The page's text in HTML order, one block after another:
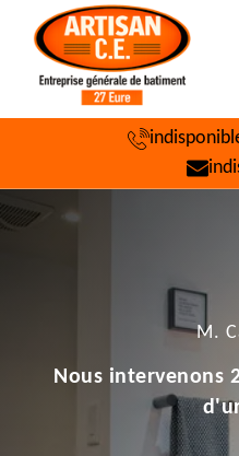
M.
Nous intervenons